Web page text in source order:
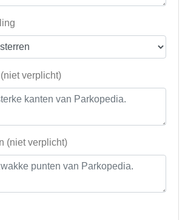
verplicht)
(niet verplicht)